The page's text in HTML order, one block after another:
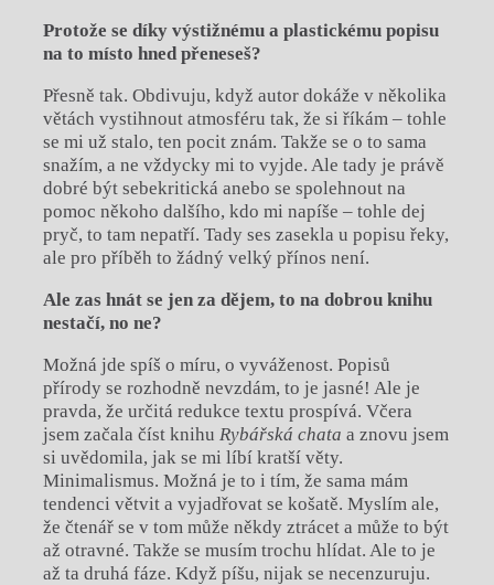
Protože se díky výstižnému a plastickému popisu
na to místo hned přeneseš?
Přesně tak. Obdivuju, když autor dokáže v několika
větách vystihnout atmosféru tak, že si říkám – tohle
se mi už stalo, ten pocit znám. Takže se o to sama
snažím, a ne vždycky mi to vyjde. Ale tady je právě
dobré být sebekritická anebo se spolehnout na
pomoc někoho dalšího, kdo mi napíše – tohle dej
pryč, to tam nepatří. Tady ses zasekla u popisu řeky,
ale pro příběh to žádný velký přínos není.
Ale zas hnát se jen za dějem, to na dobrou knihu
nestačí, no ne?
Možná jde spíš o míru, o vyváženost. Popisů
přírody se rozhodně nevzdám, to je jasné! Ale je
pravda, že určitá redukce textu prospívá. Včera
jsem začala číst knihu Rybářská chata a znovu jsem
si uvědomila, jak se mi líbí kratší věty.
Minimalismus. Možná je to i tím, že sama mám
tendenci větvit a vyjadřovat se košatě. Myslím ale,
že čtenář se v tom může někdy ztrácet a může to být
až otravné. Takže se musím trochu hlídat. Ale to je
až ta druhá fáze. Když píšu, nijak se necenzuruju.